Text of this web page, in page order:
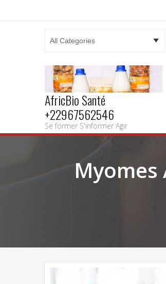
AfricBio Santé
+22967562546
Se former S'informer Agir
Myomes